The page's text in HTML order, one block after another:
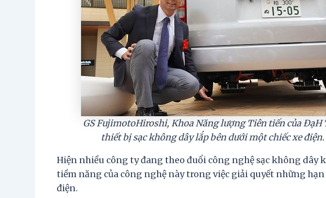
GS FujimotoHiroshi, Khoa Năng lượng Tiên tiến của
thiết bị sạc không dây lắp bên dưới một chiếc xe
Hiện nhiều công ty đang theo đuổi công nghệ sạc không dây
tiềm năng của công nghệ này trong việc giải quyết những hạn
điện.